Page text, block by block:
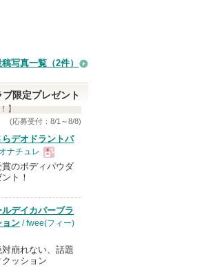
写真一覧（2件）
限定プレゼント
】
(応募受付：8/1～8/8)
デオドラントパ
ナチュレ
現
品
のボディパウダ
ト！
デイカバーブラ
ョン / fwee(フィー)
崩れない、話題
ッション